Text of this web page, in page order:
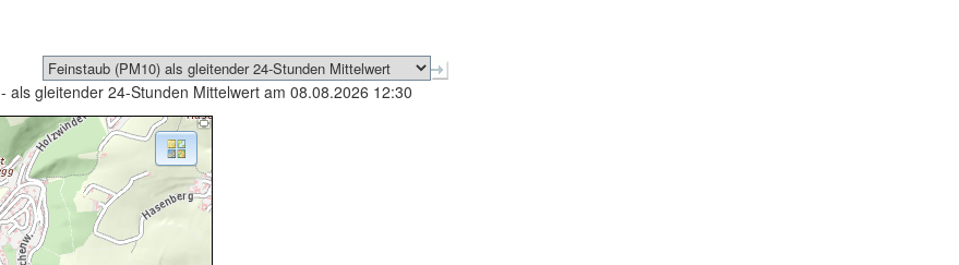
- als gleitender 24-Stunden Mittelwert am 08.08.2026 12:30